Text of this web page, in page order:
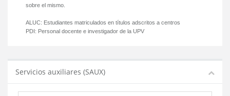
sobre el mismo.
ALUC: Estudiantes matriculados en títulos adscritos a centros
PDI: Personal docente e investigador de la UPV
Servicios auxiliares (SAUX)